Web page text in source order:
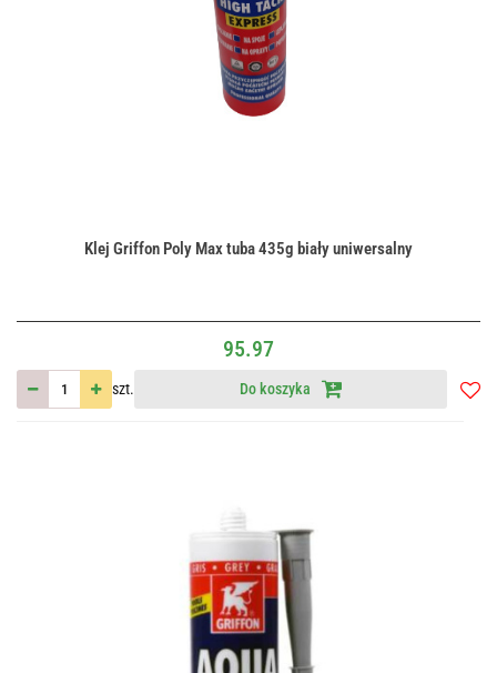
Klej Griffon Poly Max tuba 435g biały uniwersalny
95.97
szt. Do koszyka